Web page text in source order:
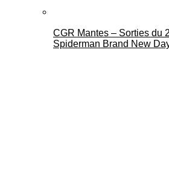
CGR Mantes – Sorties du
Spiderman Brand New